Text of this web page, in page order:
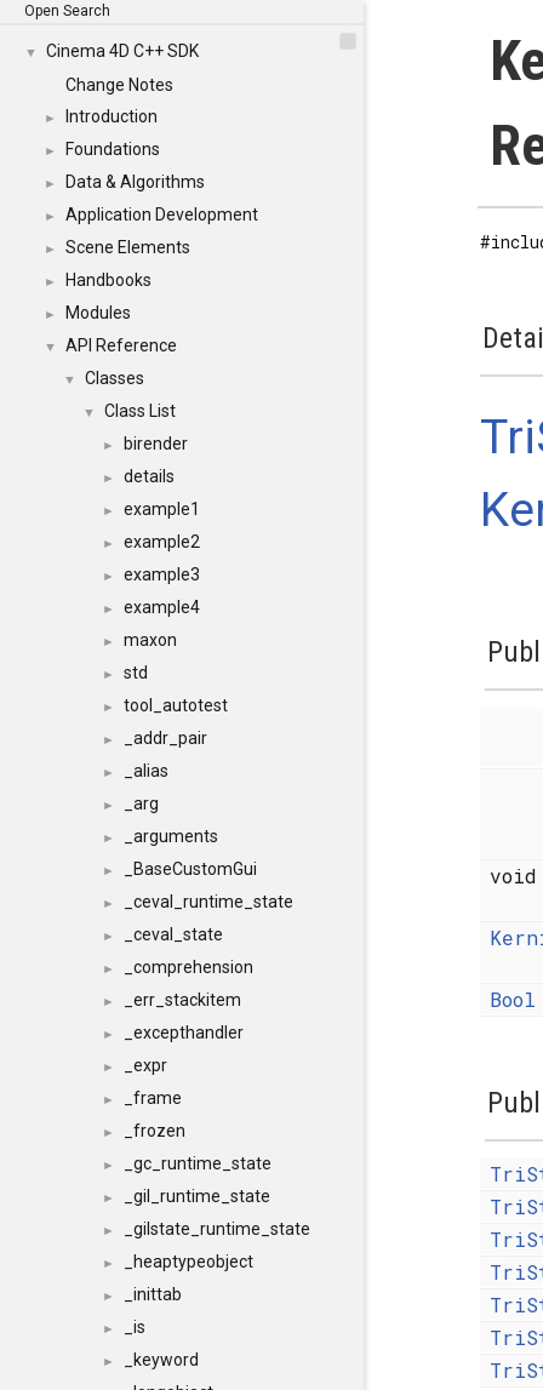
Open Search
▼
Cinema 4D C++ SDK
Change Notes
► Introduction
► Foundations
► Data & Algorithms
► Application Development
► Scene Elements
► Handbooks
► Modules
▼ API Reference
▼ Classes
▼ Class List
► birender
► details
► example1
► example2
► example3
► example4
► maxon
► std
► tool_autotest
► _addr_pair
► _alias
► _arg
► _arguments
► _BaseCustomGui
► _ceval_runtime_state
► _ceval_state
► _comprehension
► _err_stackitem
► _excepthandler
► _expr
► _frame
► _frozen
► _gc_runtime_state
► _gil_runtime_state
► _gilstate_runtime_state
► _heaptypeobject
► _inittab
► _is
► _keyword
Bool